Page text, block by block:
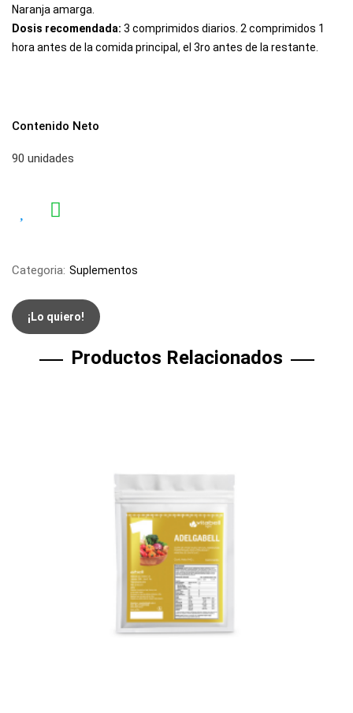
Naranja amarga.
Dosis recomendada: 3 comprimidos diarios. 2 comprimidos 1
hora antes de la comida principal, el 3ro antes de la restante.
Contenido Neto
90 unidades
Categoria: Suplementos
¡Lo quiero!
Productos Relacionados